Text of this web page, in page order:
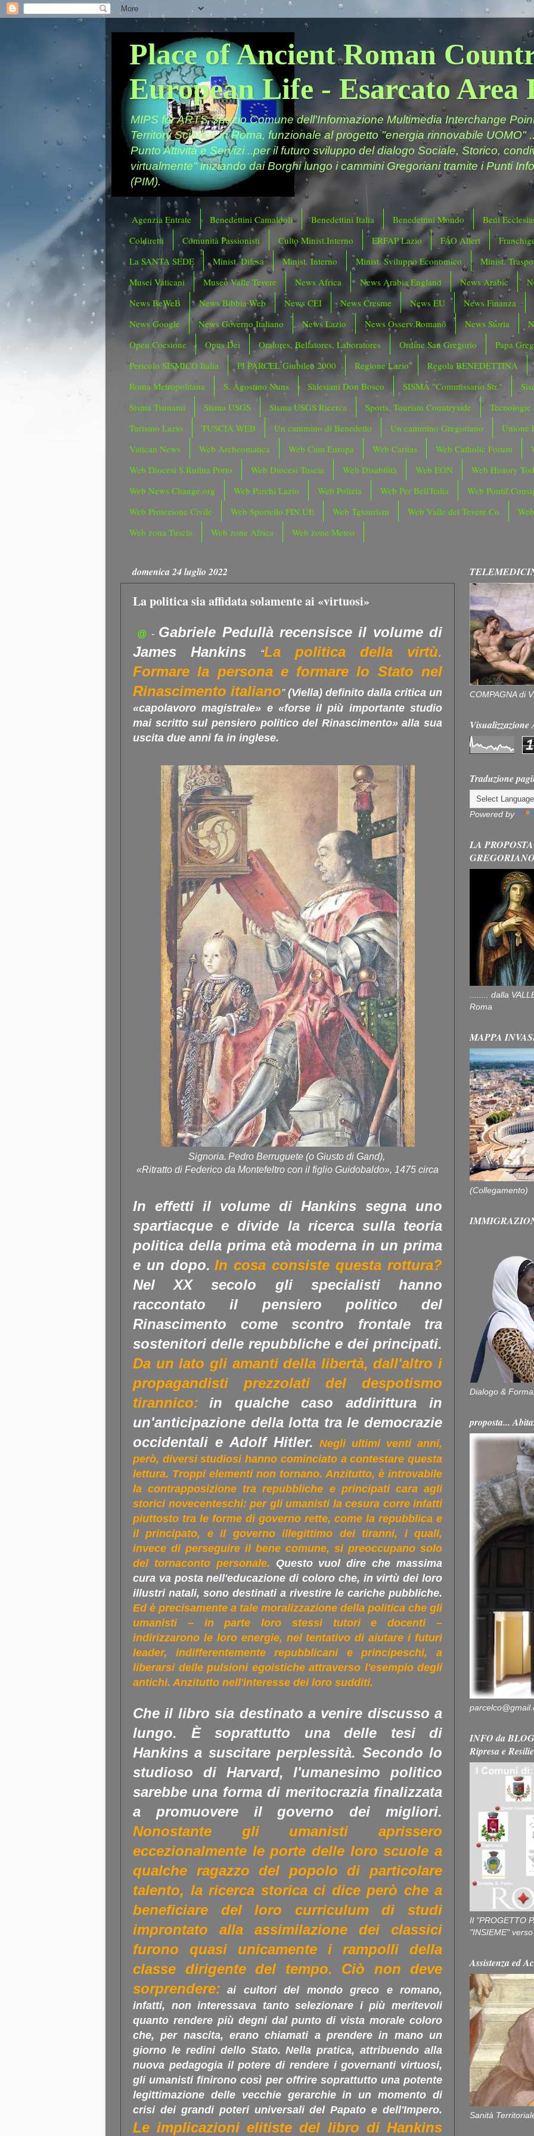
Place of Ancient Roman
European Life - Esarcato Area
MIPS for ARTS Spazio Comune dell'Informazione Multimedia Interchange
Territory Science in Roma, funzionale al progetto "energia rinnovabile UOMO"
Punto Attività e Servizi ..per il futuro sviluppo del dialogo Sociale, Storico,
virtualmente" iniziando dai Borghi lungo i cammini Gregoriani tramite i Punti
(PIM).
Agenzia Entrate Benedettini Camaldoli Benedettini Italia Benedettini Mondo
Beni
Coldiretti
Comunità Passionisti Culto Minist.Interno ERFAP Lazio FAO Allert
La SANTA SEDE
Minist. Difesa Minist. Interno Minist. Sviluppo Economico
Minist.
Musei Vaticani
Museo Valle Tevere News Africa News Arabia England News Arabic
News BeWeB
News Bibbia Web News CEI News Cresme News EU
News Finanza
News Google
News Governo Italiano News Lazio News Osserv.Romano News Storia
Open Coesione
Opus Dei Oratores, Bellatores, Laboratores Ordine San Gregorio
Papa
Pericolo SISMICO Italia
PJ PARCEL Giubileo 2000 Regione Lazio
Regola BENEDETTINA
Roma Metropolitana
S. Agostino Nuns Salesiani Don Bosco SISMA "Commissario Str."
Sisma Tsunami
Sisma USGS Sisma USGS Ricerca Sports, Tourism Countryside
Tecnologie
Turismo Lazio
TUSCIA WEB Un cammino di Benedetto Un cammino Gregoriano
Unione
Vatican News
Web Archeomatica Web Cam Europa Web Caritas Web Catholic Forum
Web Diocesi S.Rufina Porto
Web Diocesi Tuscia Web Disabilità Web EON
Web History
Web News Change.org
Web Parchi Lazio Web Polizia Web Per Bell'Italia
Web
Web Protezione Civile
Web Sportello FIN.UE Web Tgtourism Web Valle del Tevere Co
Web zona Tuscia
Web zone Africa Web zone Meteo
domenica 24 luglio 2022
La politica sia affidata solamente ai «virtuosi»
@ - Gabriele Pedullà recensisce il volume di
James Hankins
“La politica della virtù.
Formare la persona e formare lo Stato nel
Rinascimento italiano” (Viella) definito dalla critica un
«capolavoro magistrale» e «forse il più importante studio
mai scritto sul pensiero politico del Rinascimento» alla sua
uscita due anni fa in inglese.
Signoria. Pedro Berruguete (o Giusto di Gand),
«Ritratto di Federico da Montefeltro con il figlio Guidobaldo», 1475 circa
In effetti il volume di Hankins segna uno
spartiacque e divide la ricerca sulla teoria
politica della prima età moderna in un prima
e un dopo. In cosa consiste questa rottura?
Nel XX secolo gli specialisti hanno
raccontato il pensiero politico del
Rinascimento come scontro frontale tra
sostenitori delle repubbliche e dei principati.
Da un lato gli amanti della libertà, dall'altro i
propagandisti prezzolati del despotismo
tirannico:
in qualche caso addirittura in
un'anticipazione della lotta tra le democrazie
occidentali e Adolf Hitler. Negli ultimi venti anni,
però, diversi studiosi hanno cominciato a contestare questa
lettura. Troppi elementi non tornano. Anzitutto, è introvabile
la contrapposizione tra repubbliche e principati cara agli
storici novecenteschi: per gli umanisti la cesura corre infatti
piuttosto tra le forme di governo rette, come la repubblica e
il principato, e il governo illegittimo dei tiranni, i quali,
invece di perseguire il bene comune, si preoccupano solo
del tornaconto personale. Questo vuol dire che massima
cura va posta nell'educazione di coloro che, in virtù dei loro
illustri natali, sono destinati a rivestire le cariche pubbliche.
Ed è precisamente a tale moralizzazione della politica che gli
umanisti – in parte loro stessi tutori e docenti –
indirizzarono le loro energie, nel tentativo di aiutare i futuri
leader, indifferentemente repubblicani e principeschi, a
liberarsi delle pulsioni egoistiche attraverso l'esempio degli
antichi. Anzitutto nell'interesse dei loro sudditi.
Che il libro sia destinato a venire discusso a
lungo. È soprattutto una delle tesi di
Hankins a suscitare perplessità. Secondo lo
studioso di Harvard, l'umanesimo politico
sarebbe una forma di meritocrazia finalizzata
a promuovere il governo dei migliori.
Nonostante gli umanisti aprissero
eccezionalmente le porte delle loro scuole a
qualche ragazzo del popolo di particolare
talento, la ricerca storica ci dice però che a
beneficiare del loro curriculum di studi
improntato alla assimilazione dei classici
furono quasi unicamente i rampolli della
classe dirigente del tempo. Ciò non deve
sorprendere:
ai cultori del mondo greco e romano,
infatti, non interessava tanto selezionare i più meritevoli
quanto rendere più degni dal punto di vista morale coloro
che, per nascita, erano chiamati a prendere in mano un
giorno le redini dello Stato. Nella pratica, attribuendo alla
nuova pedagogia il potere di rendere i governanti virtuosi,
gli umanisti finirono così per offrire soprattutto una potente
legittimazione delle vecchie gerarchie in un momento di
crisi dei grandi poteri universali del Papato e dell'Impero.
Le implicazioni elitiste del libro di Hankins
COMPAGNA di
1
Traduzione
Powered by
LA
........ dalla
Roma
MAPPA
(Collegamento)
Dialogo &
proposta...
INFO da
Ripresa e
Il "PROGETTO
"INSIEME"
Assistenza ed
Sanità